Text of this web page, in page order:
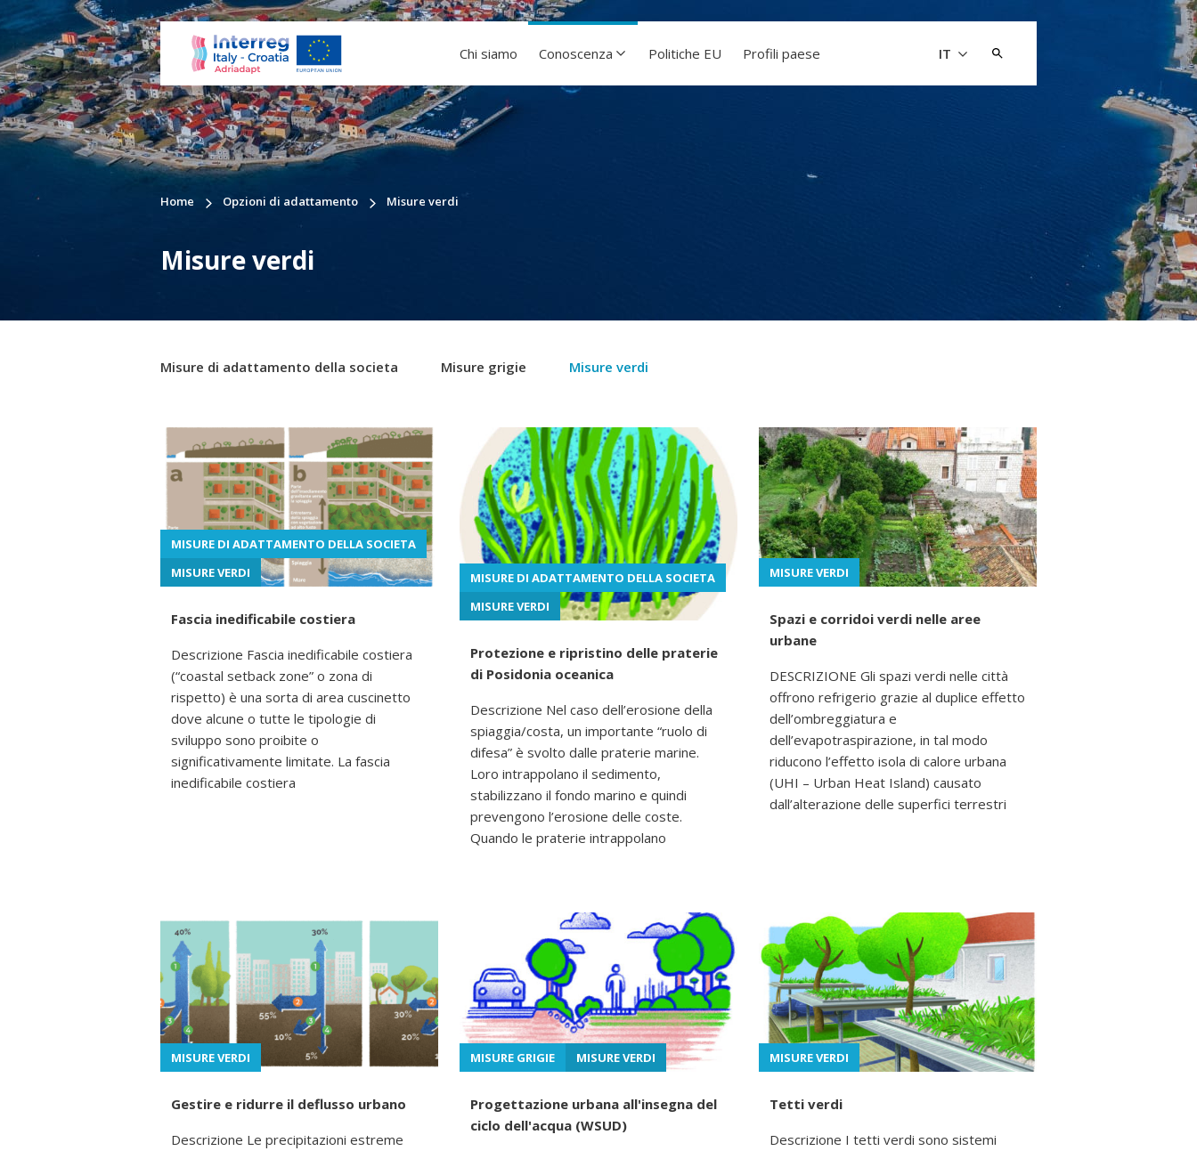
IT
Chi siamo Conoscenza Politiche EU Profili paese
Home Opzioni di adattamento Misure verdi
Misure verdi
Misure di adattamento della societa Misure grigie Misure verdi
MISURE DI ADATTAMENTO DELLA SOCIETA
MISURE VERDI
Fascia inedificabile costiera
Descrizione Fascia inedificabile costiera
(“coastal setback zone” o zona di
rispetto) è una sorta di area cuscinetto
dove alcune o tutte le tipologie di
sviluppo sono proibite o
significativamente limitate. La fascia
inedificabile costiera
MISURE DI ADATTAMENTO DELLA SOCIETA
MISURE VERDI
Protezione e ripristino delle praterie
di Posidonia oceanica
Descrizione Nel caso dell’erosione della
spiaggia/costa, un importante “ruolo di
difesa” è svolto dalle praterie marine.
Loro intrappolano il sedimento,
stabilizzano il fondo marino e quindi
prevengono l’erosione delle coste.
Quando le praterie intrappolano
MISURE VERDI
Spazi e corridoi verdi nelle aree
urbane
DESCRIZIONE Gli spazi verdi nelle città
offrono refrigerio grazie al duplice effetto
dell’ombreggiatura e
dell’evapotraspirazione, in tal modo
riducono l’effetto isola di calore urbana
(UHI – Urban Heat Island) causato
dall’alterazione delle superfici terrestri
MISURE VERDI
Gestire e ridurre il deflusso urbano
Descrizione Le precipitazioni estreme
MISURE GRIGIE MISURE VERDI
Progettazione urbana all'insegna del
ciclo dell'acqua (WSUD)
MISURE VERDI
Tetti verdi
Descrizione I tetti verdi sono sistemi